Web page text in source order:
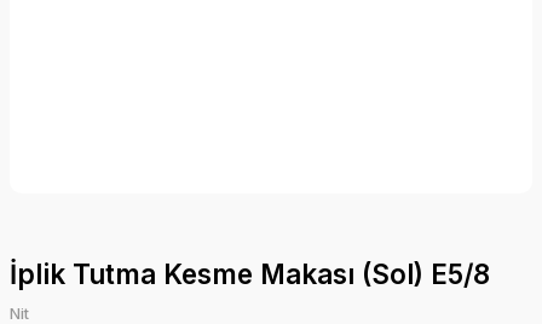
İplik Tutma Kesme Makası (Sol) E5/8
Nit